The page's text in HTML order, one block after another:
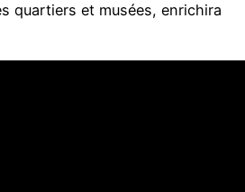
quartiers et musées, enrichira